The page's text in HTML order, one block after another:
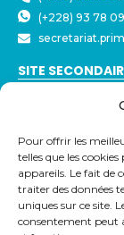
Pour offrir les
telles que les
appareils. Le fait de
traiter des données
uniques sur ce site.
consentement peut
(+228) 93 78
SITE
BP 3544 –
LIENS UTILES
Eduka